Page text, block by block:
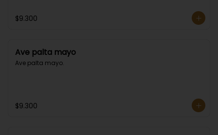
$9.300
Ave palta mayo
Ave palta mayo.
$9.300